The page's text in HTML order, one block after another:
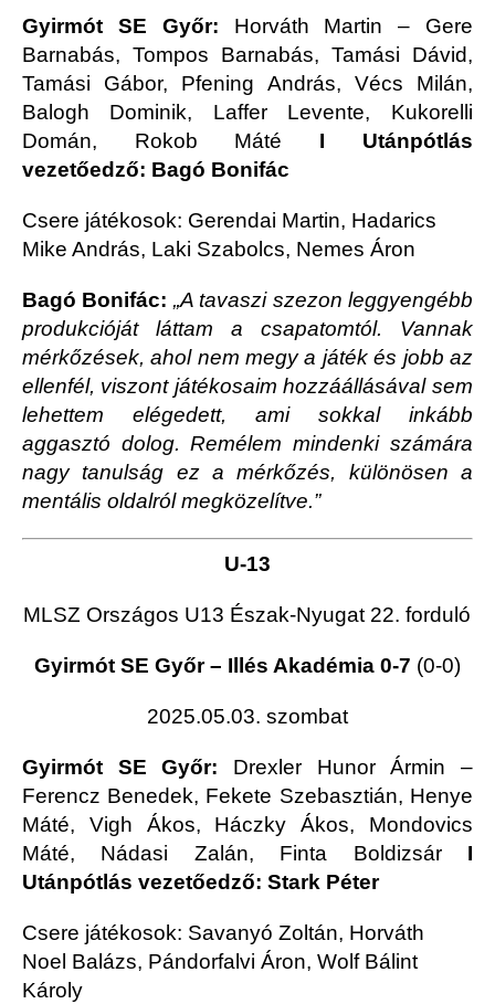
Gyirmót SE Győr: Horváth Martin – Gere
Barnabás, Tompos Barnabás, Tamási Dávid,
Tamási Gábor, Pfening András, Vécs Milán,
Balogh Dominik, Laffer Levente, Kukorelli
Domán, Rokob Máté I Utánpótlás
vezetőedző: Bagó Bonifác
Csere játékosok: Gerendai Martin, Hadarics
Mike András, Laki Szabolcs, Nemes Áron
Bagó Bonifác: „A tavaszi szezon leggyengébb
produkcióját láttam a csapatomtól. Vannak
mérkőzések, ahol nem megy a játék és jobb az
ellenfél, viszont játékosaim hozzáállásával sem
lehettem elégedett, ami sokkal inkább
aggasztó dolog. Remélem mindenki számára
nagy tanulság ez a mérkőzés, különösen a
mentális oldalról megközelítve.”
U-13
MLSZ Országos U13 Észak-Nyugat 22. forduló
Gyirmót SE Győr – Illés Akadémia 0-7 (0-0)
2025.05.03. szombat
Gyirmót SE Győr: Drexler Hunor Ármin –
Ferencz Benedek, Fekete Szebasztián, Henye
Máté, Vigh Ákos, Háczky Ákos, Mondovics
Máté, Nádasi Zalán, Finta Boldizsár I
Utánpótlás vezetőedző: Stark Péter
Csere játékosok: Savanyó Zoltán, Horváth
Noel Balázs, Pándorfalvi Áron, Wolf Bálint
Károly